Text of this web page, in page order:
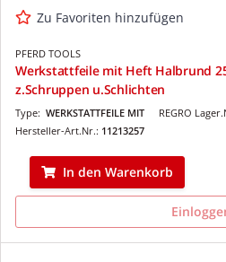
Zu Favoriten hinzufügen
PFERD TOOLS
Werkstattfeile mit Heft Halbrund
z.Schruppen u.Schlichten
REGRO
Type: WERKSTATTFEILE MIT
Hersteller-Art.Nr.: 11213257
In den Warenkorb